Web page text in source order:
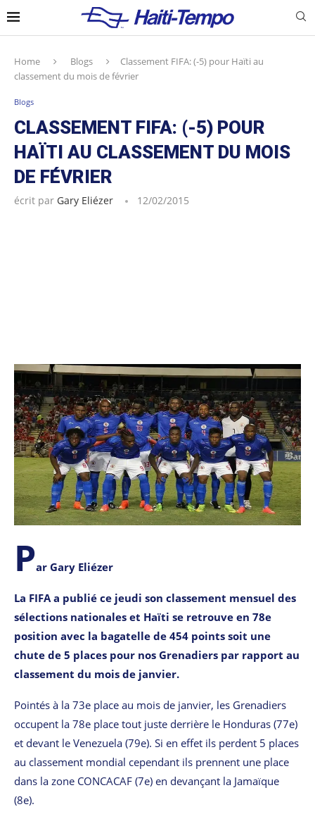
Home Blogs
Classement FIFA: (-5) pour Haïti au
classement du mois de février
Blogs
CLASSEMENT FIFA: (-5) POUR
HAÏTI AU CLASSEMENT DU MOIS
DE FÉVRIER
écrit par Gary Eliézer 12/02/2015
Par Gary Eliézer
La FIFA a publié ce jeudi son classement mensuel des
sélections nationales et Haïti se retrouve en 78e
position avec la bagatelle de 454 points soit une
chute de 5 places pour nos Grenadiers par rapport au
classement du mois de janvier.
Pointés à la 73e place au mois de janvier, les Grenadiers
occupent la 78e place tout juste derrière le Honduras (77e)
et devant le Venezuela (79e). Si en effet ils perdent 5 places
au classement mondial cependant ils prennent une place
dans la zone CONCACAF (7e) en devançant la Jamaïque
(8e).